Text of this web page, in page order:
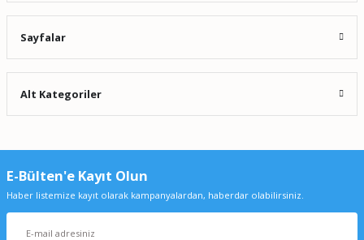
Sayfalar
Alt Kategoriler
E-Bülten'e Kayıt Olun
Haber listemize kayıt olarak kampanyalardan, haberdar olabilirsiniz.